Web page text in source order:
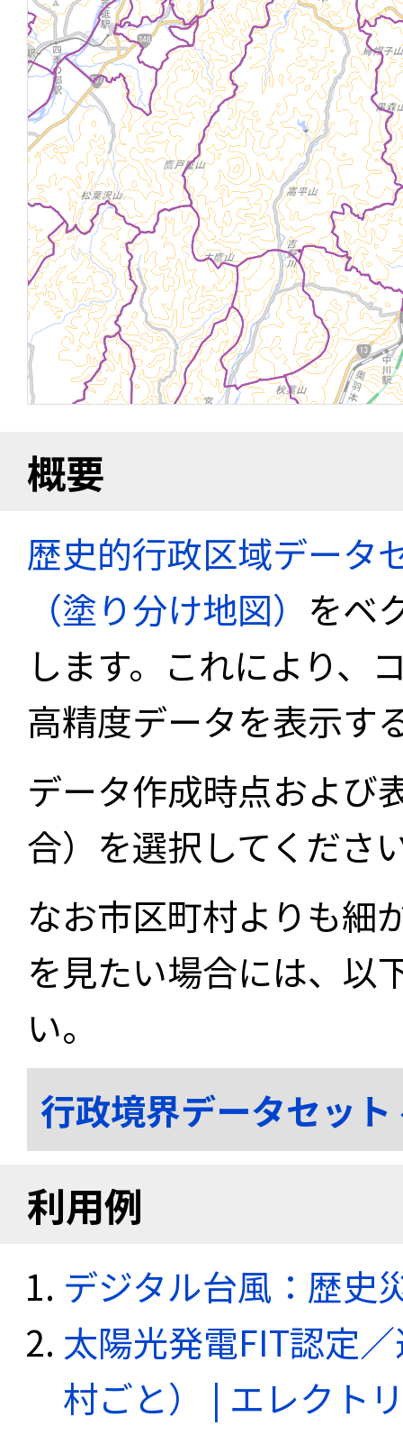
概要
歴史的行政区域データ
（塗り分け地図） をベ
します。これにより、
高精度データを表示す
データ作成時点および
合）を選択してくださ
なお市区町村よりも細
を見たい場合には、以
い。
行政境界データセッ
利用例
デジタル台風：歴史
太陽光発電FIT認定
村ごと） | エレクト